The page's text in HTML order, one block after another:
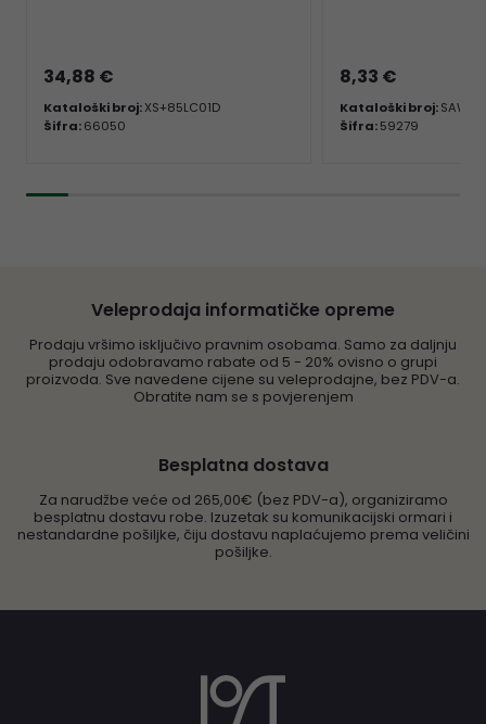
34,88 €
Kataloški broj:XS+85LC01D
Šifra:66050
8,33 €
Kataloški broj:
Šifra:59279
Veleprodaja informatičke opreme
Prodaju vršimo isključivo pravnim osobama. Samo za daljnju
prodaju odobravamo rabate od 5 - 20% ovisno o grupi
proizvoda. Sve navedene cijene su veleprodajne, bez PDV-a.
Obratite nam se s povjerenjem
Besplatna dostava
Za narudžbe veće od 265,00€ (bez PDV-a), organiziramo
besplatnu dostavu robe. Izuzetak su komunikacijski ormari i
nestandardne pošiljke, čiju dostavu naplaćujemo prema veličini
pošiljke.